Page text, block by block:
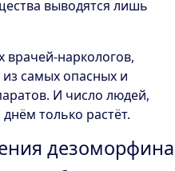
выводятся лишь
врачей-наркологов,
самых опасных и
И число людей,
только растёт.
дезоморфина